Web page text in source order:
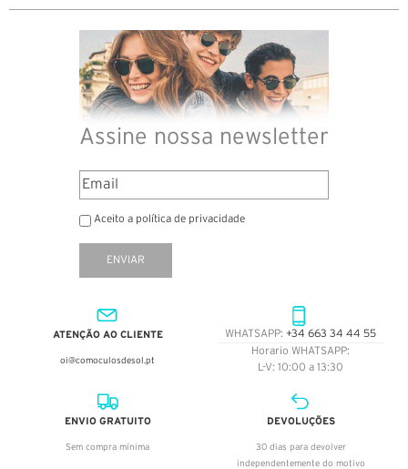
Assine nossa newsletter
Aceito a política de privacidade
ENVIAR
ATENÇÃO AO CLIENTE
oi@comoculosdesol.pt
WHATSAPP: +34 663 34 44 55
Horario WHATSAPP:
L-V: 10:00 a 13:30
ENVIO GRATUITO
Sem compra mínima
DEVOLUÇÕES
30 dias para devolver
independentemente do motivo